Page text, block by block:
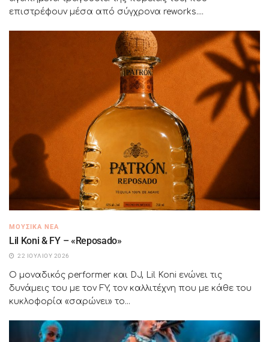
επιστρέφουν μέσα από σύγχρονα reworks....
ΜΟΥΣΙΚΆ ΝΈΑ
Lil Koni & FY – «Reposado»
22 ΙΟΥΛΊΟΥ 2026
Ο μοναδικός performer και DJ, Lil Koni ενώνει τις
δυνάμεις του με τον FY, τον καλλιτέχνη που με κάθε του
κυκλοφορία «σαρώνει» το...